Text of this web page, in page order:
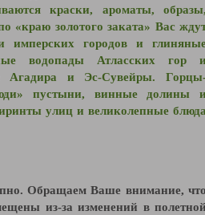
краски, ароматы,
«краю золотого заката» Вас
имперских городов и
водопады Атласских гор
Агадира и Эс-Сувейры.
пустыни, винные долины
улиц и великолепные
Обращаем Ваше внимание,
из-за изменений в